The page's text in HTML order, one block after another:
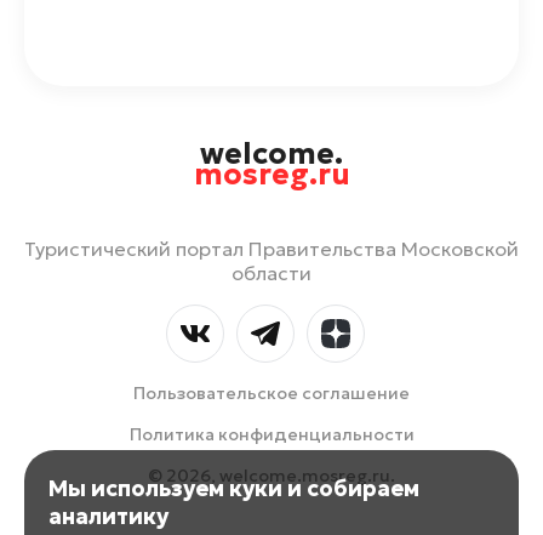
welcome.
mosreg.ru
Туристический портал Правительства Московской
области
Пользовательское соглашение
Политика конфиденциальности
© 2026, welcome.mosreg.ru.
Мы используем куки и собираем
аналитику